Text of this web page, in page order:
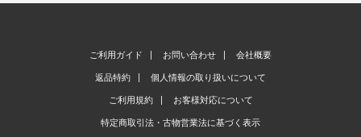
ご利用ガイド お問い合わせ 会社概要
返品特約 個人情報の取り扱いについて
ご利用規約 お客様対応について
特定商取引法・古物営業法に基づく表示